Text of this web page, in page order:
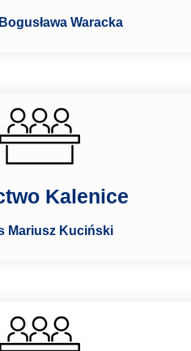
Waracka
Kalenice
Mariusz Kuciński